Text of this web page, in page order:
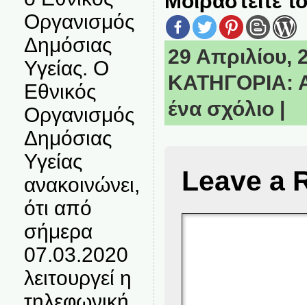
Οργανισμός
Δημόσιας
Υγείας. Ο
Εθνικός
Οργανισμός
Δημόσιας
Υγείας
ανακοινώνει,
ότι από
σήμερα
07.03.2020
λειτουργεί η
29 Απριλίου,
ΚΑΤΗΓΟΡΙΑ:
ένα σχόλιο |
Leave a